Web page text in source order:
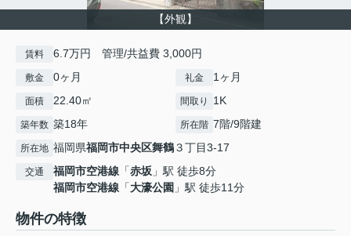
【外観】
賃料 6.7万円 管理/共益費 3,000円
敷金 0ヶ月 礼金 1ヶ月
面積 22.40㎡ 間取り 1K
築年数 築18年 所在階 7階/9階建
所在地 福岡県福岡市中央区舞鶴３丁目3-17
交通 福岡市空港線 「赤坂 」駅 徒歩8分
福岡市空港線 「大濠公園 」駅 徒歩11分
物件の特徴